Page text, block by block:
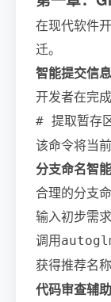
在现代软件
迁。
智能提交信
开发者在完
# 提取暂
该命令将当
分支命名智
合理的分支
输入初步需
调用
获得推荐名
代码审查辅